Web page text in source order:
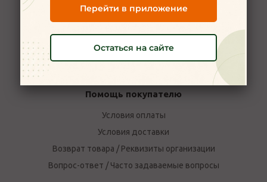
Наши магазины в Ярославле
Политика конфиденциальности
Пользовательское соглашение
Помощь покупателю
Условия оплаты
Условия доставки
Возврат товара / Реквизиты организации
Вопрос-ответ / Часто задаваемые вопросы
Перейти в приложение
Остаться на сайте